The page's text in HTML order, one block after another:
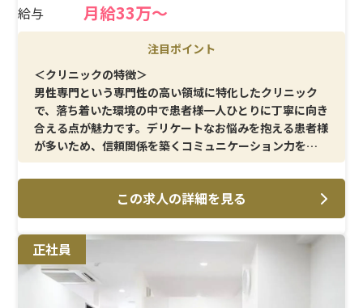
給与
月給33万〜
注目ポイント
＜クリニックの特徴＞
男性専門という専門性の高い領域に特化したクリニック
で、落ち着いた環境の中で患者様一人ひとりに丁寧に向き
合える点が魅力です。デリケートなお悩みを抱える患者様
が多いため、信頼関係を築くコミュニケーション力を活
かしたい方に適しています。男性看護師が中心となって活
躍しており、同じ目線で働ける環境です。
＜メイン施術＞
テストステロン治療を中心に、注射・採血・点滴などの
基本的な看護業務を担当いただきます。外科介助はなく、
処置業務や患者様対応に専念できるため、専門性を高め
ながら無理なく業務に取り組めます。
この求人の詳細を見る
正社員